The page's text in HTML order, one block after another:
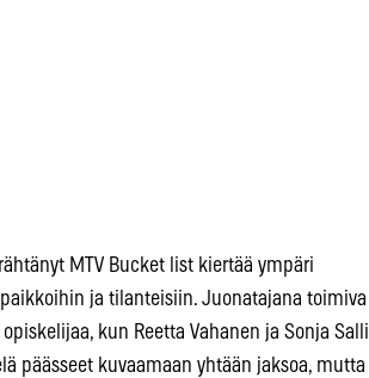
MTV Bucket list kiertää ympäri
ja tilanteisiin. Juonatajana toimiva
kun Reetta Vahanen ja Sonja Salli
päässeet kuvaamaan yhtään jaksoa, mutta